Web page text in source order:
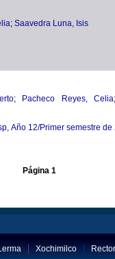
; Saavedra Luna, Isis
; Pacheco Reyes, Celia
Año 12/Primer semestre de
Página 1
Xochimilco